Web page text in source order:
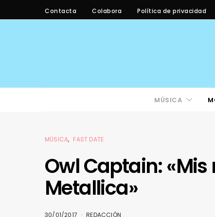
Contacta Colabora Política de privacidad
MÚSICA
MÚSICA FAST DATE
Owl Captain:
Metallica»
30/01/2017 REDACCIÓN